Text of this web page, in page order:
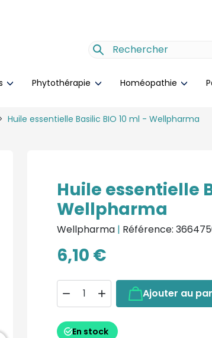
Phytothérapie Homéopathie
Huile essentielle Basilic BIO 10 ml - Wellpharma
Huile essentielle
Wellpharma
Wellpharma | Référence:
6,10 €
  Ajouter au
En stock